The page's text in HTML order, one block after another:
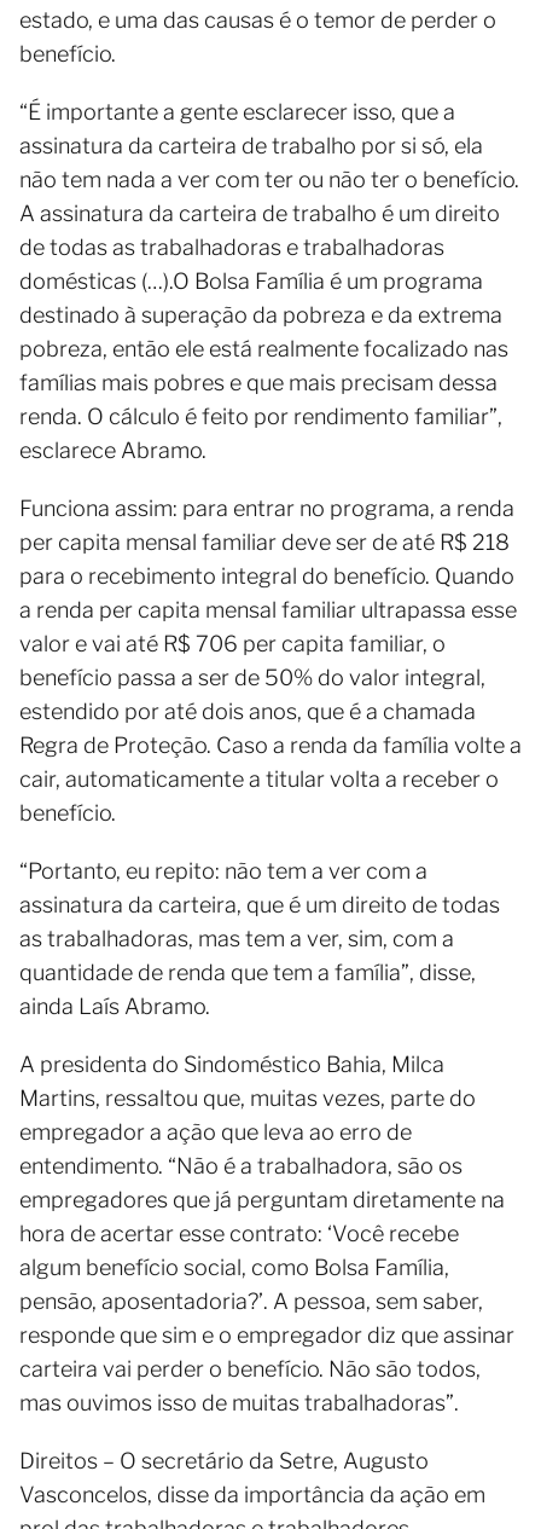
estado, e uma das causas é o temor de perder o
benefício.
“É importante a gente esclarecer isso, que a
assinatura da carteira de trabalho por si só, ela
não tem nada a ver com ter ou não ter o benefício.
A assinatura da carteira de trabalho é um direito
de todas as trabalhadoras e trabalhadoras
domésticas (…).O Bolsa Família é um programa
destinado à superação da pobreza e da extrema
pobreza, então ele está realmente focalizado nas
famílias mais pobres e que mais precisam dessa
renda. O cálculo é feito por rendimento familiar”,
esclarece Abramo.
Funciona assim: para entrar no programa, a renda
per capita mensal familiar deve ser de até R$ 218
para o recebimento integral do benefício. Quando
a renda per capita mensal familiar ultrapassa esse
valor e vai até R$ 706 per capita familiar, o
benefício passa a ser de 50% do valor integral,
estendido por até dois anos, que é a chamada
Regra de Proteção. Caso a renda da família volte a
cair, automaticamente a titular volta a receber o
benefício.
“Portanto, eu repito: não tem a ver com a
assinatura da carteira, que é um direito de todas
as trabalhadoras, mas tem a ver, sim, com a
quantidade de renda que tem a família”, disse,
ainda Laís Abramo.
A presidenta do Sindoméstico Bahia, Milca
Martins, ressaltou que, muitas vezes, parte do
empregador a ação que leva ao erro de
entendimento. “Não é a trabalhadora, são os
empregadores que já perguntam diretamente na
hora de acertar esse contrato: ‘Você recebe
algum benefício social, como Bolsa Família,
pensão, aposentadoria?’. A pessoa, sem saber,
responde que sim e o empregador diz que assinar
carteira vai perder o benefício. Não são todos,
mas ouvimos isso de muitas trabalhadoras”.
Direitos – O secretário da Setre, Augusto
Vasconcelos, disse da importância da ação em